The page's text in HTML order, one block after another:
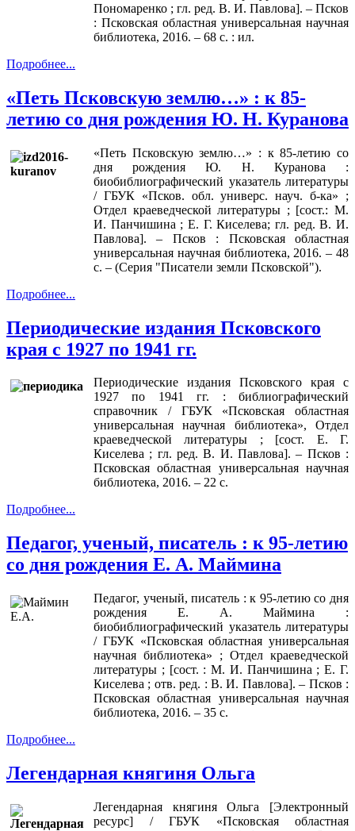
Пономаренко ; гл. ред. В. И. Павлова]. – Псков
: Псковская областная универсальная научная
библиотека, 2016. – 68 с. : ил.
Подробнее...
«Петь Псковскую землю…» : к 85-
летию со дня рождения Ю. Н. Куранова
«Петь Псковскую землю…» : к 85-летию со
дня рождения Ю. Н. Куранова :
биобиблиографический указатель литературы
/ ГБУК «Псков. обл. универс. науч. б-ка» ;
Отдел краеведческой литературы ; [сост.: М.
И. Панчишина ; Е. Г. Киселева; гл. ред. В. И.
Павлова]. – Псков : Псковская областная
универсальная научная библиотека, 2016. – 48
с. – (Серия "Писатели земли Псковской").
Подробнее...
Периодические издания Псковского
края с 1927 по 1941 гг.
Периодические издания Псковского края с
1927 по 1941 гг. : библиографический
справочник / ГБУК «Псковская областная
универсальная научная библиотека», Отдел
краеведческой литературы ; [сост. Е. Г.
Киселева ; гл. ред. В. И. Павлова]. – Псков :
Псковская областная универсальная научная
библиотека, 2016. – 22 с.
Подробнее...
Педагог, ученый, писатель : к 95-летию
со дня рождения Е. А. Маймина
Педагог, ученый, писатель : к 95-летию со дня
рождения Е. А. Маймина :
биобиблиографический указатель литературы
/ ГБУК «Псковская областная универсальная
научная библиотека» ; Отдел краеведческой
литературы ; [сост. : М. И. Панчишина ; Е. Г.
Киселева ; отв. ред. : В. И. Павлова]. – Псков :
Псковская областная универсальная научная
библиотека, 2016. – 35 с.
Подробнее...
Легендарная княгиня Ольга
Легендарная княгиня Ольга [Электронный
ресурс] / ГБУК «Псковская областная